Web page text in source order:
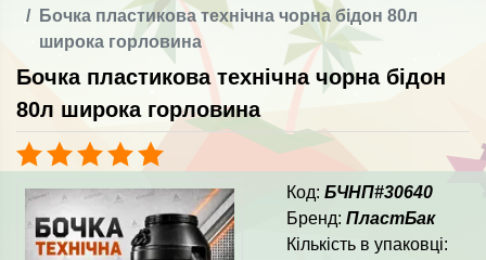
Бочка пластикова технічна чорна бідон 80л
широка горловина
Бочка пластикова технічна чорна бідон
80л широка горловина
Код: БЧНП#30640
Бренд: ПластБак
Кількість в упаковці: